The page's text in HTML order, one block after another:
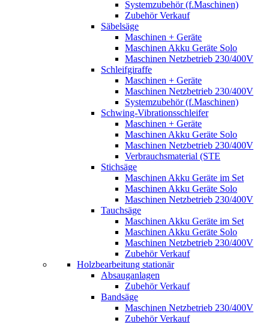
Systemzubehör (f.Maschinen)
Zubehör Verkauf
Säbelsäge
Maschinen + Geräte
Maschinen Akku Geräte Solo
Maschinen Netzbetrieb 230/400V
Schleifgiraffe
Maschinen + Geräte
Maschinen Netzbetrieb 230/400V
Systemzubehör (f.Maschinen)
Schwing-Vibrationsschleifer
Maschinen + Geräte
Maschinen Akku Geräte Solo
Maschinen Netzbetrieb 230/400V
Verbrauchsmaterial (STE
Stichsäge
Maschinen Akku Geräte im Set
Maschinen Akku Geräte Solo
Maschinen Netzbetrieb 230/400V
Tauchsäge
Maschinen Akku Geräte im Set
Maschinen Akku Geräte Solo
Maschinen Netzbetrieb 230/400V
Zubehör Verkauf
Holzbearbeitung stationär
Absauganlagen
Zubehör Verkauf
Bandsäge
Maschinen Netzbetrieb 230/400V
Zubehör Verkauf